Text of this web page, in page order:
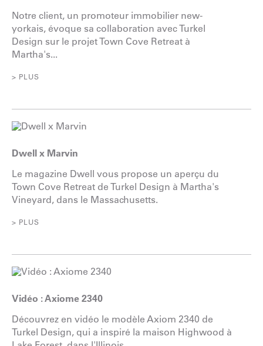
Notre client, un promoteur immobilier new-
yorkais, évoque sa collaboration avec Turkel
Design sur le projet Town Cove Retreat à
Martha's...
> PLUS
Dwell x Marvin
Le magazine Dwell vous propose un aperçu du
Town Cove Retreat de Turkel Design à Martha's
Vineyard, dans le Massachusetts.
> PLUS
Vidéo : Axiome 2340
Découvrez en vidéo le modèle Axiom 2340 de
Turkel Design, qui a inspiré la maison Highwood à